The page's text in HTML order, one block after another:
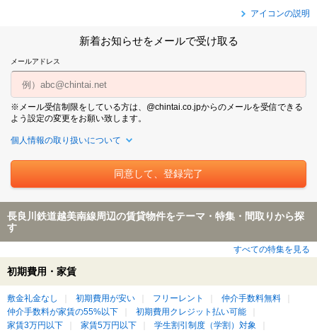
アイコンの説明
新着お知らせをメールで受け取る
メールアドレス
※メール受信制限をしている方は、@chintai.co.jpからのメールを受信できる
よう設定の変更をお願い致します。
個人情報の取り扱いについて
長良川鉄道越美南線周辺の賃貸物件をテーマ・特集・間取りから探
す
すべての特集を見る
初期費用・家賃
敷金礼金なし 初期費用が安い フリーレント
仲介手数料無料
仲介手数料が家賃の55%以下
初期費用クレジット払い可能
家賃3万円以下
家賃5万円以下 学生割引制度（学割）対象